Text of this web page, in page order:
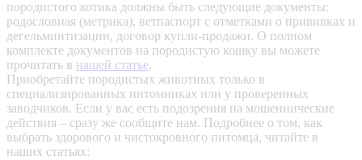
породистого котика должны быть следующие документы:
родословная (метрика), ветпаспорт с отметками о прививках и
дегельминтизации, договор купли-продажи. О полном
комплекте документов на породистую кошку вы можете
прочитать в нашей статье.
Приобретайте породистых животных только в
специализированных питомниках или у проверенных
заводчиков. Если у вас есть подозрения на мошеннические
действия – сразу же сообщите нам. Подробнее о том, как
выбрать здорового и чистокровного питомца, читайте в
наших статьях: